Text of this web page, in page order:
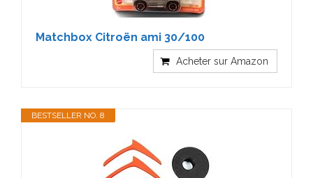
Matchbox Citroën ami 30/100
Acheter sur Amazon
BESTSELLER NO. 8